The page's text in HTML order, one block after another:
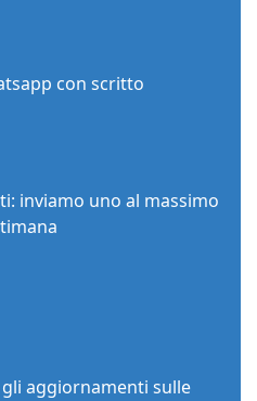
con scritto
inviamo uno al massimo
aggiornamenti sulle